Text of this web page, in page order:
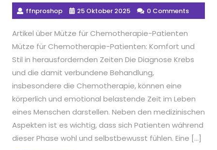
ffnproshop 25 Oktober 2025 0 Comments
Artikel über Mütze für Chemotherapie-Patienten
Mütze für Chemotherapie-Patienten: Komfort und
Stil in herausfordernden Zeiten Die Diagnose Krebs
und die damit verbundene Behandlung,
insbesondere die Chemotherapie, können eine
körperlich und emotional belastende Zeit im Leben
eines Menschen darstellen. Neben den medizinischen
Aspekten ist es wichtig, dass sich Patienten während
dieser Phase wohl und selbstbewusst fühlen. Eine […]